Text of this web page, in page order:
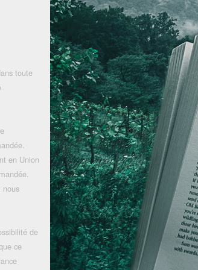
toute
en Union
nous
de
ce